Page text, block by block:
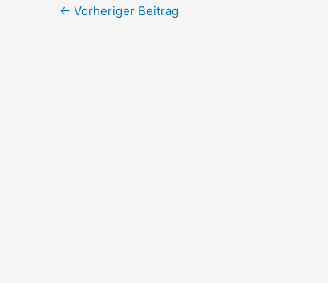
← Vorheriger Beitrag